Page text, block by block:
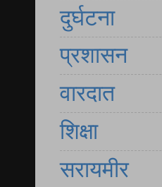
दुर्घटना
प्रशासन
वारदात
शिक्षा
सरायमीर